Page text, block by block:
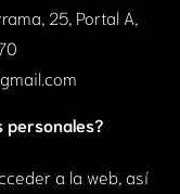
25, Portal A,
personales?
a la web, así